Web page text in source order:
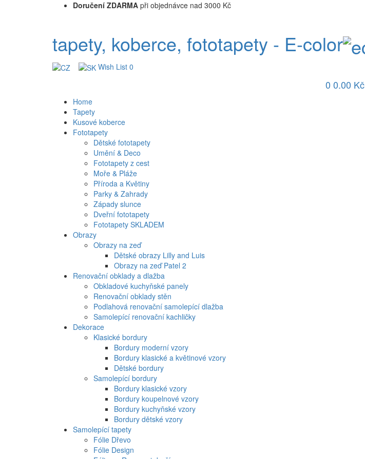
Doručení ZDARMA při objednávce nad 3000 Kč
tapety, koberce, fototapety - E-color
Wish List 0
0 0.00 Kč
Home
Tapety
Kusové koberce
Fototapety
Dětské fototapety
Umění & Deco
Fototapety z cest
Moře & Pláže
Příroda a Květiny
Parky & Zahrady
Západy slunce
Dveřní fototapety
Fototapety SKLADEM
Obrazy
Obrazy na zeď
Dětské obrazy Lilly and Luis
Obrazy na zeď Patel 2
Renovační obklady a dlažba
Obkladové kuchyňské panely
Renovační obklady stěn
Podlahová renovační samolepící dlažba
Samolepící renovační kachličky
Dekorace
Klasické bordury
Bordury moderní vzory
Bordury klasické a květinové vzory
Dětské bordury
Samolepící bordury
Bordury klasické vzory
Bordury koupelnové vzory
Bordury kuchyňské vzory
Bordury dětské vzory
Samolepící tapety
Fólie Dřevo
Fólie Design